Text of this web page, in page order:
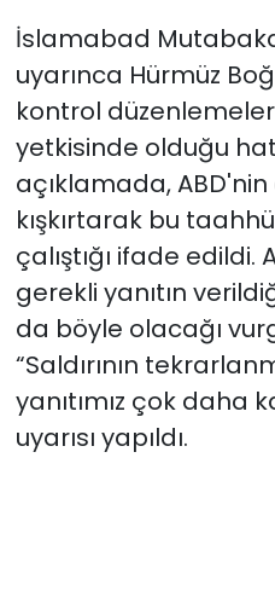
İslamabad
uyarınca Hürmüz
kontrol
yetkisinde olduğu
açıklamada,
kışkırtarak bu
çalıştığı ifade edildi.
gerekli yanıtın
da böyle olacağı
“Saldırının
yanıtımız çok daha
uyarısı yapıldı.